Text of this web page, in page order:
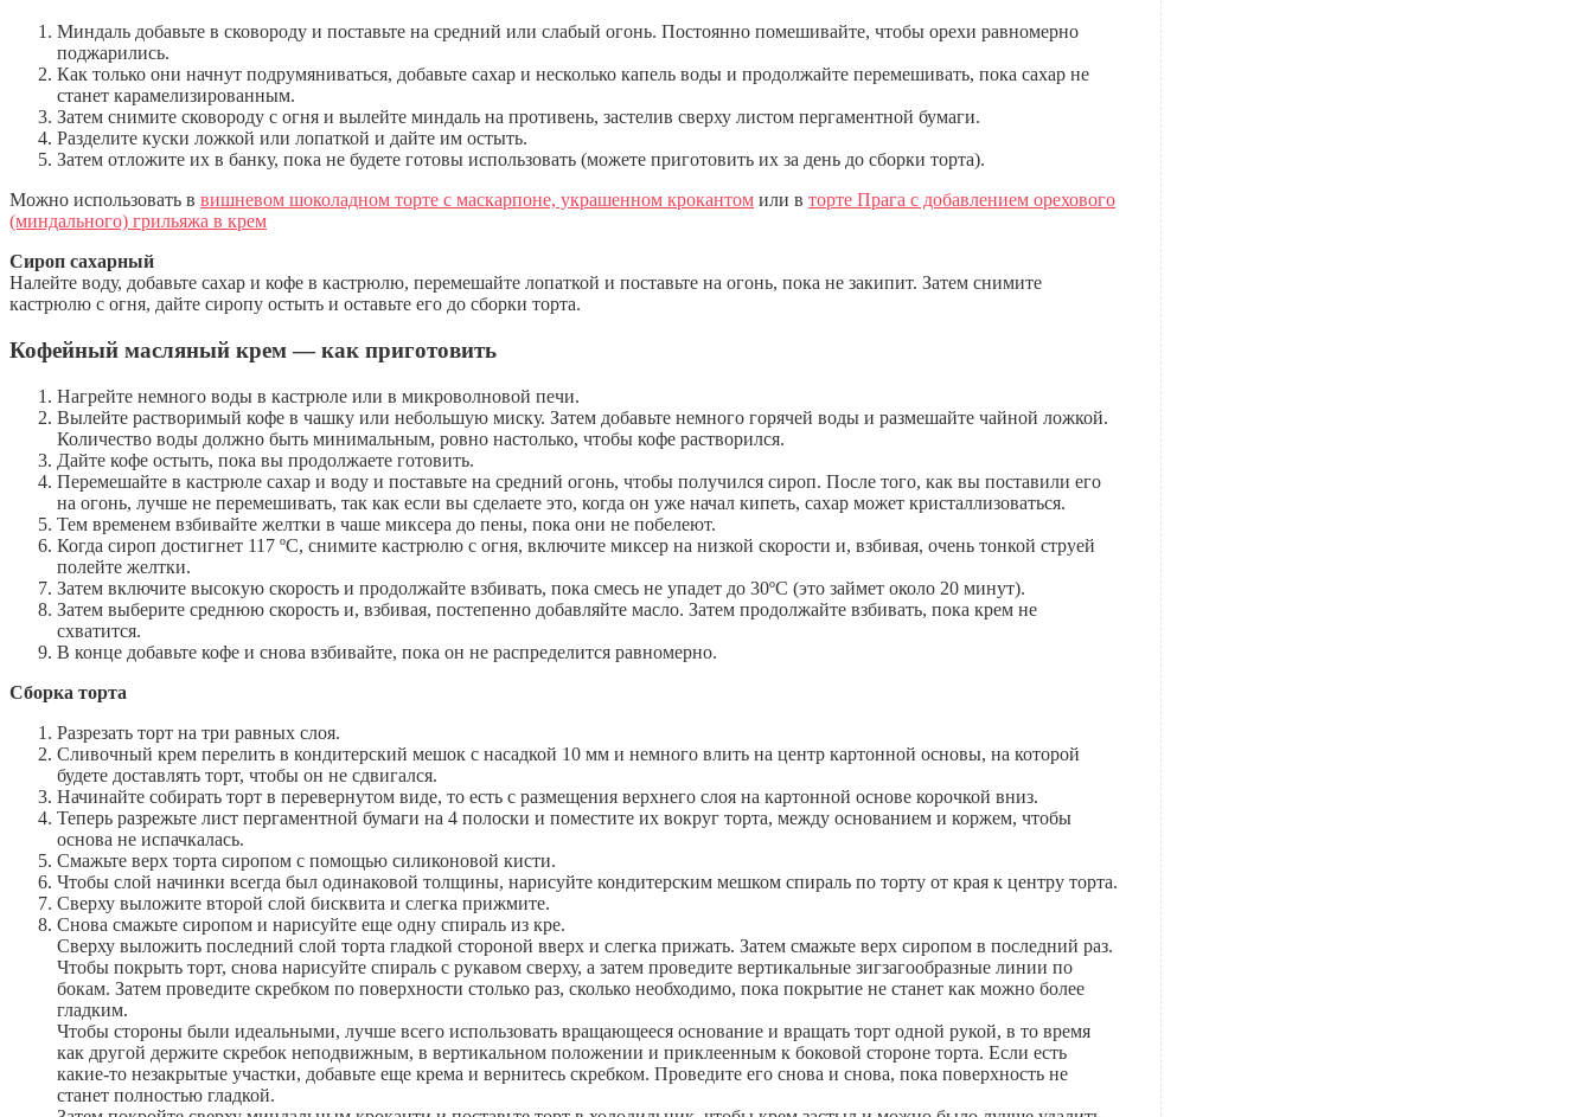
Миндаль добавьте в сковороду и поставьте на средний или слабый огонь. Постоянно помешивайте, чтобы орехи равномерно
поджарились.
Как только они начнут подрумяниваться, добавьте сахар и несколько капель воды и продолжайте перемешивать, пока сахар не
станет карамелизированным.
Затем снимите сковороду с огня и вылейте миндаль на противень, застелив сверху листом пергаментной бумаги.
Разделите куски ложкой или лопаткой и дайте им остыть.
Затем отложите их в банку, пока не будете готовы использовать (можете приготовить их за день до сборки торта).
Можно использовать в вишневом шоколадном торте с маскарпоне, украшенном крокантом или в торте Прага с добавлением орехового
(миндального) грильяжа в крем
Сироп сахарный
Налейте воду, добавьте сахар и кофе в кастрюлю, перемешайте лопаткой и поставьте на огонь, пока не закипит. Затем снимите
кастрюлю с огня, дайте сиропу остыть и оставьте его до сборки торта.
Кофейный масляный крем — как приготовить
Нагрейте немного воды в кастрюле или в микроволновой печи.
Вылейте растворимый кофе в чашку или небольшую миску. Затем добавьте немного горячей воды и размешайте чайной ложкой.
Количество воды должно быть минимальным, ровно настолько, чтобы кофе растворился.
Дайте кофе остыть, пока вы продолжаете готовить.
Перемешайте в кастрюле сахар и воду и поставьте на средний огонь, чтобы получился сироп. После того, как вы поставили его
на огонь, лучше не перемешивать, так как если вы сделаете это, когда он уже начал кипеть, сахар может кристаллизоваться.
Тем временем взбивайте желтки в чаше миксера до пены, пока они не побелеют.
Когда сироп достигнет 117 ºC, снимите кастрюлю с огня, включите миксер на низкой скорости и, взбивая, очень тонкой струей
полейте желтки.
Затем включите высокую скорость и продолжайте взбивать, пока смесь не упадет до 30ºC (это займет около 20 минут).
Затем выберите среднюю скорость и, взбивая, постепенно добавляйте масло. Затем продолжайте взбивать, пока крем не
схватится.
В конце добавьте кофе и снова взбивайте, пока он не распределится равномерно.
Сборка торта
Разрезать торт на три равных слоя.
Сливочный крем перелить в кондитерский мешок с насадкой 10 мм и немного влить на центр картонной основы, на которой
будете доставлять торт, чтобы он не сдвигался.
Начинайте собирать торт в перевернутом виде, то есть с размещения верхнего слоя на картонной основе корочкой вниз.
Теперь разрежьте лист пергаментной бумаги на 4 полоски и поместите их вокруг торта, между основанием и коржем, чтобы
основа не испачкалась.
Смажьте верх торта сиропом с помощью силиконовой кисти.
Чтобы слой начинки всегда был одинаковой толщины, нарисуйте кондитерским мешком спираль по торту от края к центру торта.
Сверху выложите второй слой бисквита и слегка прижмите.
Снова смажьте сиропом и нарисуйте еще одну спираль из кре.
Сверху выложить последний слой торта гладкой стороной вверх и слегка прижать. Затем смажьте верх сиропом в последний раз.
Чтобы покрыть торт, снова нарисуйте спираль с рукавом сверху, а затем проведите вертикальные зигзагообразные линии по
бокам. Затем проведите скребком по поверхности столько раз, сколько необходимо, пока покрытие не станет как можно более
гладким.
Чтобы стороны были идеальными, лучше всего использовать вращающееся основание и вращать торт одной рукой, в то время
как другой держите скребок неподвижным, в вертикальном положении и приклеенным к боковой стороне торта. Если есть
какие-то незакрытые участки, добавьте еще крема и вернитесь скребком. Проведите его снова и снова, пока поверхность не
станет полностью гладкой.